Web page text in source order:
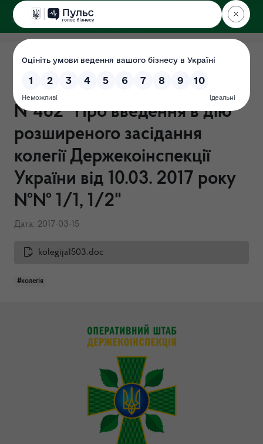
ДЕРЖЕКОІНСПЕКЦІЯ
Наказ Держекоінспекції
України від 15.03.2017 р.
№462 "Про введення в дію
розширеного засідання
колегії Держекоінспекції
України від 10.03. 2017 року
№№ 1/1, 1/2"
Дата: 2017-03-15
kolegija1503.doc
#колегія